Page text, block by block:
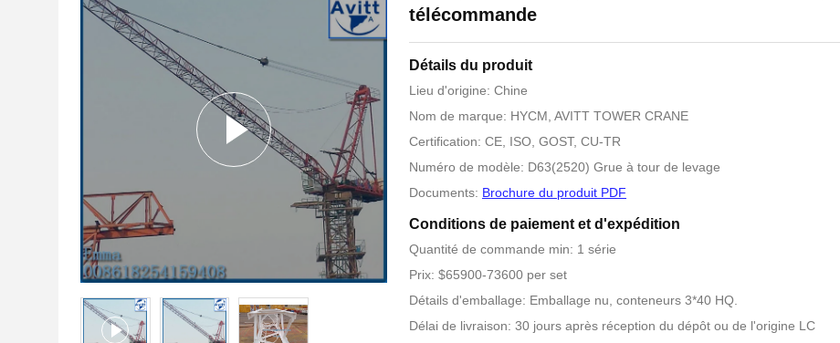
télécommande
Détails du produit
Lieu d'origine: Chine
Nom de marque: HYCM, AVITT TOWER CRANE
Certification: CE, ISO, GOST, CU-TR
Numéro de modèle: D63(2520) Grue à tour de levage
Documents: Brochure du produit PDF
Conditions de paiement et d'expédition
Quantité de commande min: 1 série
Prix: $65900-73600 per set
Détails d'emballage: Emballage nu, conteneurs 3*40 HQ.
Délai de livraison: 30 jours après réception du dépôt ou de l'origine LC